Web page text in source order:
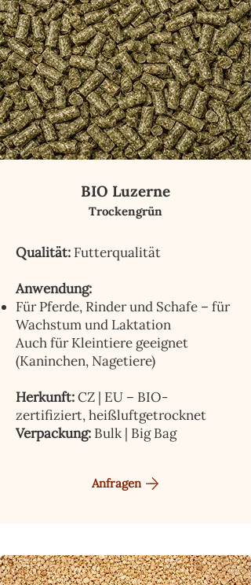
BIO Luzerne
Trockengrün
Qualität: Futterqualität
Anwendung:
Für Pferde, Rinder und Schafe – für
Wachstum und Laktation
Auch für Kleintiere geeignet
(Kaninchen, Nagetiere)
Herkunft:CZ | EU – BIO-
zertifiziert, heißluftgetrocknet
Verpackung: Bulk | Big Bag
Anfragen